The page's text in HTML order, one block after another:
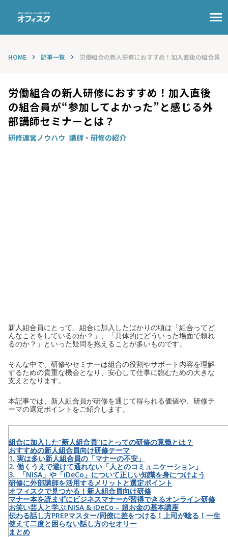
menu
HOME keyboard_arrow_right 記事一覧 keyboard_arrow_right 労働組合の新人研修におすすめ！加入直後の組合員が
労働組合の新人研修におすすめ！加入直後
の組合員が“参加してよかった”と感じる外
部講師セミナーとは？
研修運営ノウハウ 講師・研修の紹介
新人組合員にとって、組合に加入したばかりの頃は「組合ってど
んなことをしているのか？」、「具体的にどういった場面で頼れ
るのか？」といった疑問を抱えることが多いものです。
そんな中で、研修やセミナーは組合の役割やサポート内容を理解
するための貴重な機会となり、安心して仕事に臨むための大きな
支えとなります。
本記事では、新人組合員が研修を通じて得られる価値や、研修テ
ーマの選定ポイントをご紹介します。
組合に加入した“新人組合員”にとっての研修の意義とは？
おすすめの新人組合員向け研修テーマ
1. 実は多い新人組合員の「マナーの不安」
2. 働くうえで避けて通れない「人とのコミュニケーション」
3. 「NISA」や「iDeCo」について正しい知識を身につけよう
研修に外部講師を活用するメリットと選定ポイント
オフィスクで見つかる！新人組合員向け研修
マナー本を読まずにビジネスマナーが習得できるオンライン研修
お笑い芸人と学ぶ NISA & iDeCo – 超お金の基本講座
伝わる話し方PREPマスター/同僚に差をつける！上司が唸る！一生
使えて二度と困らない話し方のセオリー
まとめ